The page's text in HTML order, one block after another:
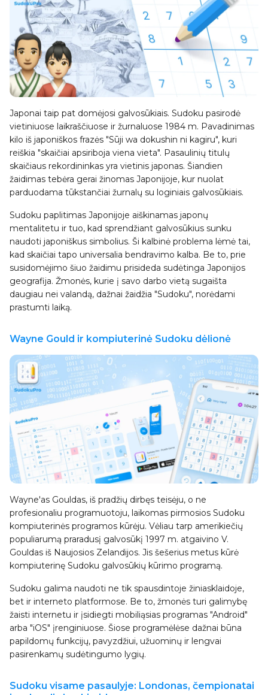
Japonai taip pat domėjosi galvosūkiais. Sudoku pasirodė
vietiniuose laikraščiuose ir žurnaluose 1984 m. Pavadinimas
kilo iš japoniškos frazės "Sūji wa dokushin ni kagiru", kuri
reiškia "skaičiai apsiriboja viena vieta". Pasaulinių titulų
skaičiaus rekordininkas yra vietinis japonas. Šiandien
žaidimas tebėra gerai žinomas Japonijoje, kur nuolat
parduodama tūkstančiai žurnalų su loginiais galvosūkiais.
Sudoku paplitimas Japonijoje aiškinamas japonų
mentalitetu ir tuo, kad sprendžiant galvosūkius sunku
naudoti japoniškus simbolius. Ši kalbinė problema lėmė tai,
kad skaičiai tapo universalia bendravimo kalba. Be to, prie
susidomėjimo šiuo žaidimu prisideda sudėtinga Japonijos
geografija. Žmonės, kurie į savo darbo vietą sugaišta
daugiau nei valandą, dažnai žaidžia "Sudoku", norėdami
prastumti laiką.
Wayne Gould ir kompiuterinė Sudoku dėlionė
Wayne'as Gouldas, iš pradžių dirbęs teisėju, o ne
profesionaliu programuotoju, laikomas pirmosios Sudoku
kompiuterinės programos kūrėju. Vėliau tarp amerikiečių
populiarumą praradusį galvosūkį 1997 m. atgaivino V.
Gouldas iš Naujosios Zelandijos. Jis šešerius metus kūrė
kompiuterinę Sudoku galvosūkių kūrimo programą.
Sudoku galima naudoti ne tik spausdintoje žiniasklaidoje,
bet ir interneto platformose. Be to, žmonės turi galimybę
žaisti internetu ir įsidiegti mobiliąsias programas "Android"
arba "iOS" įrenginiuose. Šiose programėlėse dažnai būna
papildomų funkcijų, pavyzdžiui, užuominų ir lengvai
pasirenkamų sudėtingumo lygių.
Sudoku visame pasaulyje: Londonas, čempionatai